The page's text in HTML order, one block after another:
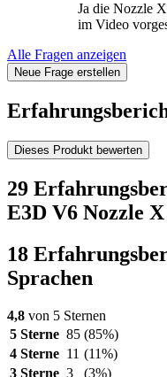
Ja die Nozzle
im Video
Alle Fragen anzeigen
Neue Frage erstellen
Dieses Produkt bewerten
29
E3D V6 Nozzle
18
Sprachen
4,8 von 5 Sternen
5 Sterne 85 (85%)
4 Sterne 11 (11%)
3 Sterne 3
(3%)